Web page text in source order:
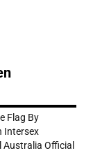
Flag By
Intersex
Official